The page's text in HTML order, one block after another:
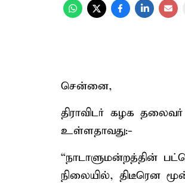
சென்னை,
திராவிடர் கழக
உள்ளதாவது:-
“நாடாளுமன்றத்தின்
நிலையில், திடீரென